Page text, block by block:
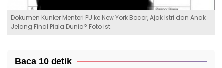
Dokumen Kunker Menteri PU ke New York Bocor, Ajak Istri dan Anak
Jelang Final Piala Dunia? Foto ist.
Baca 10 detik